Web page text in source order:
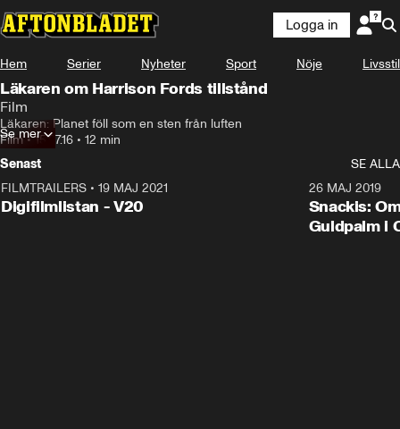
Logga in
Hem Serier Nyheter Sport Nöje Livsstil
Läkaren om Harrison Fords tillstånd
Film
Läkaren: Planet föll som en sten från luften
Film•15.07.16 • 12 min
Se mer
Senast
SE ALLA
FILMTRAILERS • 19 MAJ 2021
Digifilmlistan - V20
26 MAJ 2019
Snackis:
Guldpalm i